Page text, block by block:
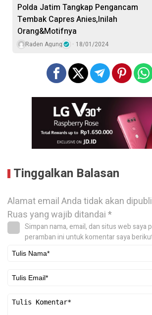
Polda Jatim Tangkap Pengancam
Tembak Capres Anies,Inilah
Orang&Motifnya
Raden Agung 18/01/2024
Tinggalkan Balasan
Alamat email Anda tidak akan
Ruas yang wajib ditandai*
Simpan nama, email, dan situs web saya
peramban ini untuk komentar saya